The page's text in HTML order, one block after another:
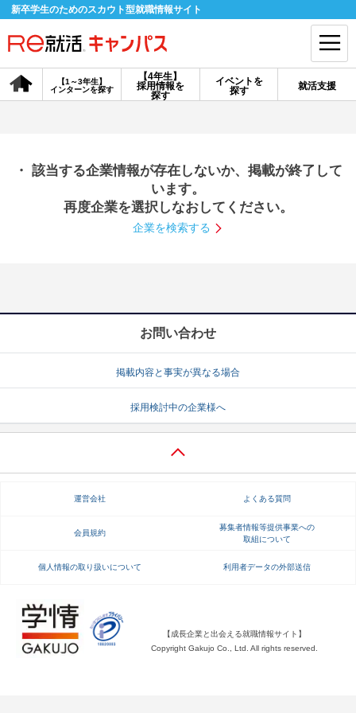
新卒学生のためのスカウト型就職情報サイト
【4年生】
採用情報を
探す
【1～3年生】
インターンを探す
イベントを
探す
就活支援
会員登録 ログイン
探す
【4年生】
説明会を探す
就活ノウハウ・サポート
就活ノウハウが満載！ お役立ち記事・相談室など
就活ニュースペーパー よくある質問
不明点があればこちら
・ 該当する企業情報が存在しないか、掲載が終了して
います。
再度企業を選択しなおしてください。
企業を検索する
お問い合わせ
掲載内容と事実が異なる場合
採用検討中の企業様へ
運営会社 よくある質問
会員規約
募集者情報等提供事業への
取組について
個人情報の取り扱いについて 利用者データの外部送信
【成長企業と出会える就職情報サイト】
Copyright Gakujo Co., Ltd. All rights reserved.